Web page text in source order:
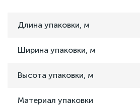
Длина упаковки, м
Ширина упаковки, м
Высота упаковки, м
Материал упаковки